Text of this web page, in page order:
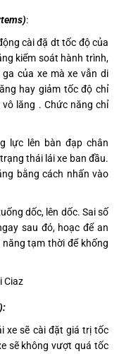
:
cài đặ dt tốc độ của
kiểm soát hành trình,
của xe mà xe vẫn di
hay giảm tốc độ chỉ
vô lăng . Chức năng chỉ
lực lên bàn đạp chân
thái lái xe ban đầu.
bằng cách nhấn vào
dốc, lên dốc. Sai số
sau đó, hoạc để an
tạm thời để khống
xe sẽ cài đặt giá trị tốc
sẽ không vượt quá tốc